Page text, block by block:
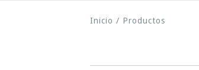
Inicio / Productos